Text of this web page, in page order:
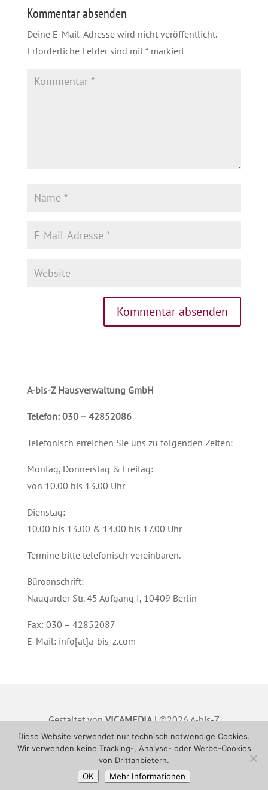
Kommentar absenden
Deine E-Mail-Adresse wird nicht veröffentlicht.
Erforderliche Felder sind mit *markiert
A-bis-Z Hausverwaltung GmbH
Telefon: 030 – 42852086
Telefonisch erreichen Sie uns zu folgenden Zeiten:
Montag, Donnerstag & Freitag:
von 10.00 bis 13.00 Uhr
Dienstag:
10.00 bis 13.00 & 14.00 bis 17.00 Uhr
Termine bitte telefonisch vereinbaren.
Büroanschrift:
Naugarder Str. 45 Aufgang I, 10409 Berlin
Fax: 030 – 42852087
E-Mail: info[at]a-bis-z.com
Gestaltet vonVICAMEDIA| ©2026 A-bis-Z
Hausverwaltung GmbH |IMPRESSUM|
DATENSCHUTZ
Diese Website verwendet nur technisch notwendige Cookies.
Wir verwenden keine Tracking-, Analyse- oder Werbe-Cookies
von Drittanbietern.
OK
Mehr Informationen